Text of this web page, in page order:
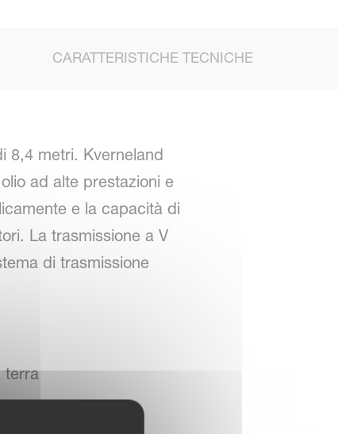
CARATTERISTICHE TECNICHE
8,4 metri. Kverneland
ad alte prestazioni e
e la capacità di
La trasmissione a V
di trasmissione
terra
tridimensionale